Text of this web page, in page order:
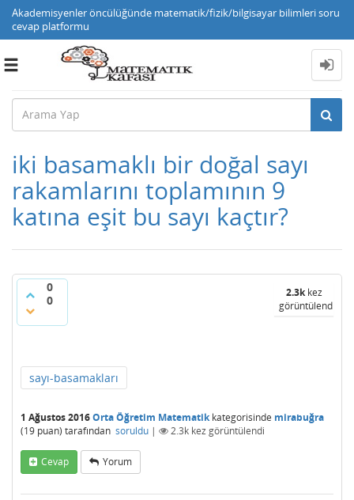
Akademisyenler öncülüğünde matematik/fizik/bilgisayar bilimleri soru
cevap platformu
Toggle
iki basamaklı bir doğal sayı
rakamlarını toplamının 9
katına eşit bu sayı kaçtır?
0
0
2.3kkez
görüntülendi
sayı-basamakları
1 Ağustos 2016Orta Öğretim Matematikkategorisinde mirabuğra
(19 puan) tarafından soruldu | 2.3k kez görüntülendi
Cevap Yorum